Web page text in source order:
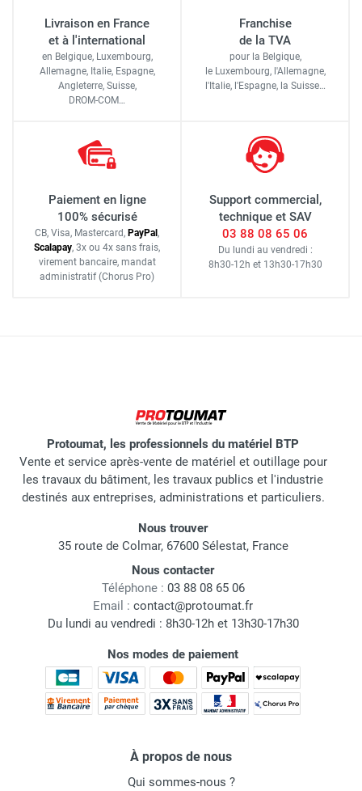
Livraison en France
et à l'international
en Belgique, Luxembourg,
Allemagne, Italie, Espagne,
Angleterre, Suisse,
DROM-COM…
Franchise
de la TVA
pour la Belgique,
le Luxembourg, l'Allemagne,
l'Italie, l'Espagne, la Suisse…
Paiement en ligne
100% sécurisé
CB, Visa, Mastercard, PayPal ,
Scalapay, 3x ou 4x sans frais,
virement bancaire, mandat
administratif (Chorus Pro)
Support commercial,
technique et SAV
03 88 08 65 06
Du lundi au vendredi :
8h30-12h et 13h30-17h30
Protoumat, les professionnels du matériel BTP
Vente et service après-vente de matériel et outillage pour
les travaux du bâtiment, les travaux publics et l'industrie
destinés aux entreprises, administrations et particuliers.
Nous trouver
35 route de Colmar, 67600 Sélestat, France
Nous contacter
Téléphone : 03 88 08 65 06
Email : contact@protoumat.fr
Du lundi au vendredi : 8h30-12h et 13h30-17h30
Nos modes de paiement
À propos de nous
Qui sommes-nous ?